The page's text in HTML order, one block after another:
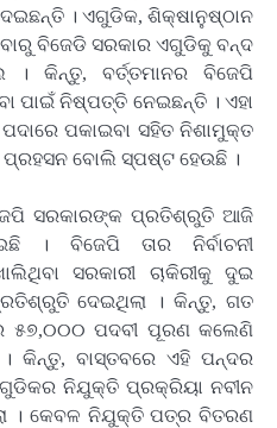
। ଏଗୁଡିକ, ଶିକ୍ଷାନୁଷ୍ଠାନ
ବିଜେଡି ସରକାର ଏଗୁଡିକୁ ବନ୍ଦ
କିନ୍ତୁ, ବର୍ତ୍ତମାନର ବିଜେପି
ପାଇଁ ନିଷ୍ପତ୍ତି ନେଇଛନ୍ତି । ଏହା
ପକାଇବା ସହିତ ନିଶାମୁକ୍ତ
ପ୍ରହସନ ବୋଲି ସ୍ପଷ୍ଟ ହେଉଛି ।
ସରକାରଙ୍କ ପ୍ରତିଶ୍ରୁତି ଆଜି
। ବିଜେପି ତାର ନିର୍ବାଚନୀ
ସରକାରୀ ଚାକିରୀକୁ ଦୁଇ
ଦେଇଥିଲା । କିନ୍ତୁ, ଗତ
୫୭,୦୦୦ ପଦବୀ ପୂରଣ କଲେଣି
କିନ୍ତୁ, ବାସ୍ତବରେ ଏହି ପନ୍ଦର
ନିଯୁକ୍ତି ପ୍ରକ୍ରିୟା ନବୀନ
। କେବଳ ନିଯୁକ୍ତି ପତ୍ର ବିତରଣ